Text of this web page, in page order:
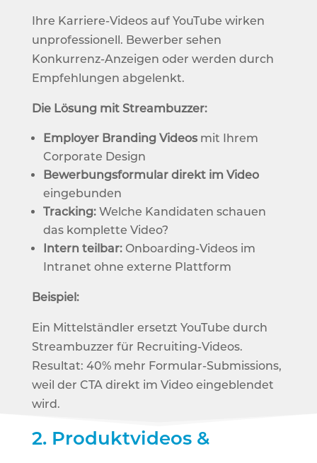
Ihre Karriere-Videos auf YouTube wirken
unprofessionell. Bewerber sehen
Konkurrenz-Anzeigen oder werden durch
Empfehlungen abgelenkt.
Die Lösung mit Streambuzzer:
Employer Branding Videosmit Ihrem
Corporate Design
Bewerbungsformular direkt im Video
eingebunden
Tracking:Welche Kandidaten schauen
das komplette Video?
Intern teilbar:Onboarding-Videos im
Intranet ohne externe Plattform
Beispiel:
Ein Mittelständler ersetzt YouTube durch
Streambuzzer für Recruiting-Videos.
Resultat: 40% mehr Formular-Submissions,
weil der CTA direkt im Video eingeblendet
wird.
2. Produktvideos &